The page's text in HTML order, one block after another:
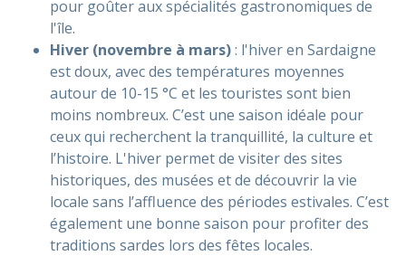
pour goûter aux spécialités gastronomiques de
l'île.
Hiver (novembre à mars): l'hiver en Sardaigne
est doux, avec des températures moyennes
autour de 10-15 °C et les touristes sont bien
moins nombreux. C’est une saison idéale pour
ceux qui recherchent la tranquillité, la culture et
l’histoire. L'hiver permet de visiter des sites
historiques, des musées et de découvrir la vie
locale sans l’affluence des périodes estivales. C’est
également une bonne saison pour profiter des
traditions sardes lors des fêtes locales.